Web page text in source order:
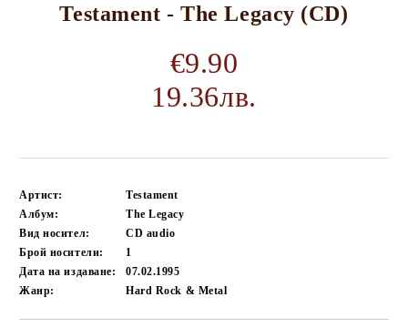
Testament - The Legacy (CD)
€9.90
19.36лв.
Артист:
Testament
Албум:
The Legacy
Вид носител:
CD audio
Брой носители:
1
Дата на издаване:
07.02.1995
Жанр:
Hard Rock & Metal